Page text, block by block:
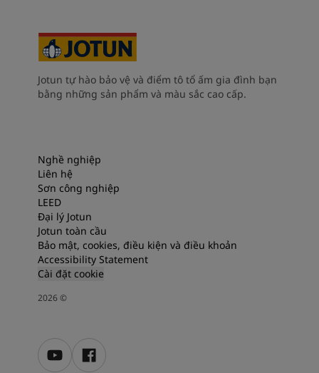
Jotun tự hào bảo vệ và điểm tô tổ ấm gia đình bạn
bằng những sản phẩm và màu sắc cao cấp.
Nghề nghiệp
Liên hệ
Sơn công nghiệp
LEED
Đại lý Jotun
Jotun toàn cầu
Bảo mật, cookies, điều kiện và điều khoản
Accessibility Statement
Cài đặt cookie
2026©